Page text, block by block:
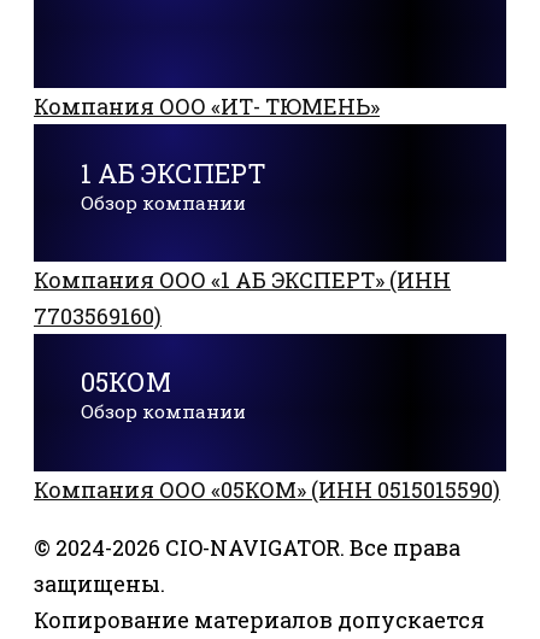
Компания ООО «ИТ- ТЮМЕНЬ»
1 АБ ЭКСПЕРТ
Обзор компании
Компания ООО «1 АБ ЭКСПЕРТ» (ИНН
7703569160)
05КОМ
Обзор компании
Компания ООО «05КОМ» (ИНН 0515015590)
© 2024-2026 CIO-NAVIGATOR. Все права
защищены.
Копирование материалов допускается